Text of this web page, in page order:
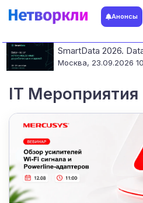
Анонсы
Москва, 23.09.2026
IT Мероприятия